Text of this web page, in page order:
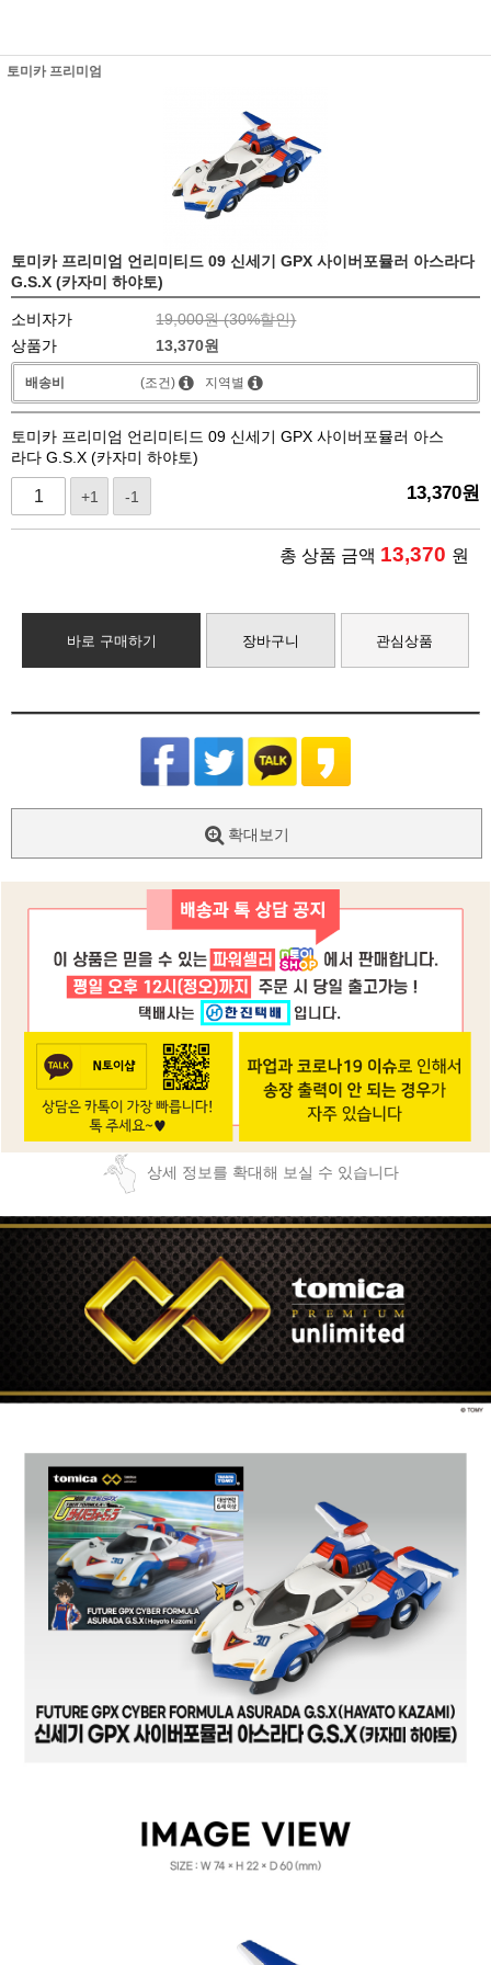
토미카 프리미엄
토미카 프리미엄 언리미티드 09 신세기 GPX 사이버포뮬러 아스라다
G.S.X (카자미 하야토)
소비자가 19,000원 (30%할인)
상품가
13,370원
배송비 (조건) 지역별
토미카 프리미엄 언리미티드 09 신세기 GPX 사이버포뮬러 아스
라다 G.S.X (카자미 하야토)
+1 -1 13,370원
총 상품 금액 13,370 원
바로 구매하기 장바구니 관심상품
확대보기
상세 정보를 확대해 보실 수 있습니다